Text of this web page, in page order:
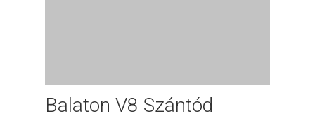
Balaton V8 Szántód